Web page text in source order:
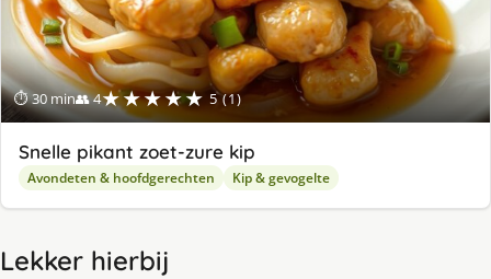
⏱ 30 min👥 4★★★★★ 5 (1)
Snelle pikant zoet-zure kip
Avondeten & hoofdgerechten Kip & gevogelte
Lekker hierbij